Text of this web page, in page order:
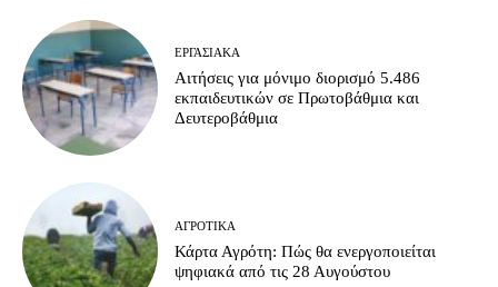
ΕΡΓΑΣΙΑΚΆ
Αιτήσεις για μόνιμο διορισμό 5.486
εκπαιδευτικών σε Πρωτοβάθμια και
Δευτεροβάθμια
ΑΓΡΟΤΙΚΆ
Κάρτα Αγρότη: Πώς θα ενεργοποιείται
ψηφιακά από τις 28 Αυγούστου